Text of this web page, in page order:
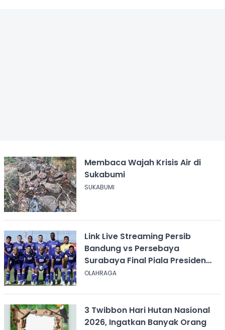
Membaca Wajah Krisis Air di
Sukabumi
SUKABUMI
Link Live Streaming Persib
Bandung vs Persebaya
Surabaya Final Piala Presiden
2026, Kick-off Pukul 20.00 WIB
OLAHRAGA
3 Twibbon Hari Hutan Nasional
2026, Ingatkan Banyak Orang